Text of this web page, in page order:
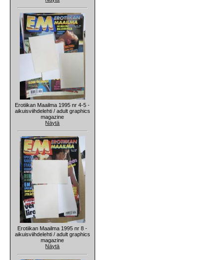
Erotiikan Maailma 1995 nr 4-5 -
aikuisviihdelehti / adult graphics
magazine
Näytä
Erotiikan Maailma 1995 nr 8 -
aikuisviihdelehti / adult graphics
magazine
Näytä